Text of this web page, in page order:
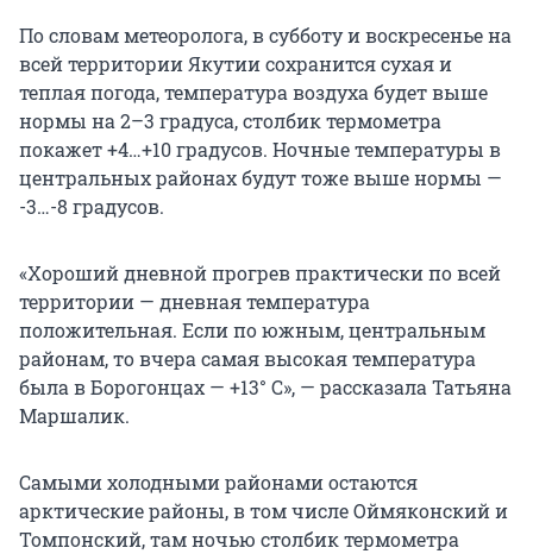
По словам метеоролога, в субботу и воскресенье на
всей территории Якутии сохранится сухая и
теплая погода, температура воздуха будет выше
нормы на 2–3 градуса, столбик термометра
покажет +4…+10 градусов. Ночные температуры в
центральных районах будут тоже выше нормы —
-3…-8 градусов.
«Хороший дневной прогрев практически по всей
территории — дневная температура
положительная. Если по южным, центральным
районам, то вчера самая высокая температура
была в Борогонцах — +13° C», — рассказала Татьяна
Маршалик.
Самыми холодными районами остаются
арктические районы, в том числе Оймяконский и
Томпонский, там ночью столбик термометра